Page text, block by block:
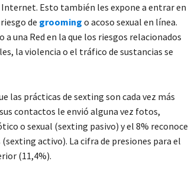
Esto también les expone a entrar en
de grooming o acoso sexual en línea.
una Red en la que los riesgos relacionados
la violencia o el tráfico de sustancias se
las prácticas de sexting son cada vez más
contactos le envió alguna vez fotos,
o sexual (sexting pasivo) y el 8% reconoce
activo). La cifra de presiones para el
(11,4%).